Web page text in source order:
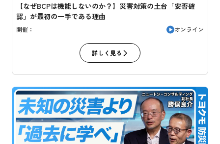
【なぜBCPは機能しないのか？】災害対策の土台「安否確
認」が最初の一手である理由
開催： オンライン
詳しく見る